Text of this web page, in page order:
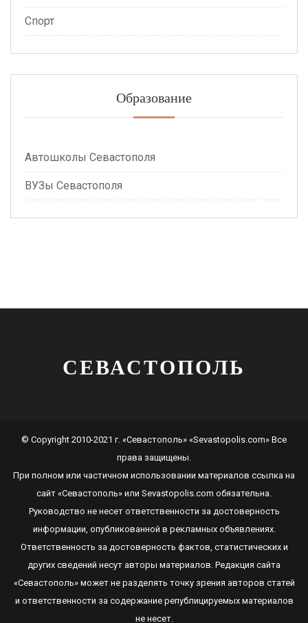
Спорт
Образование
Автошколы Севастополя
ВУЗы Севастополя
СЕВАСТОПОЛЬ
© Copyright 2010-2021 г. «Севастополь» «Sevastopolis.com» Все
права защищены.
При полном или частичном использовании материалов ссылка на
сайт «Севастополь» или Sevastopolis.com обязательна.
Руководство не несет ответственности за достоверность
информации, опубликованной в рекламных объявлениях.
Ответственность за достоверность фактов, статистических и
других сведений несут авторы материалов. Редакция сайта
«Севастополь»может не разделять точку зрения авторов статей
и ответственности за содержание републицируемых материалов
не несет.